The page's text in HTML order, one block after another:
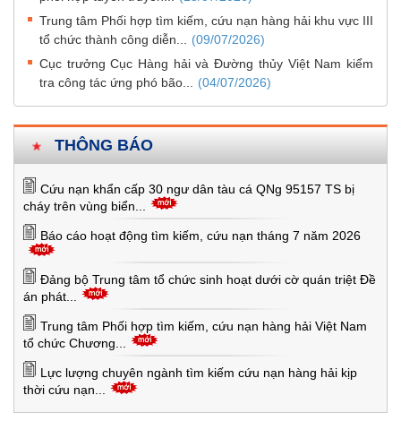
THÔNG BÁO
Cứu nạn khẩn cấp 30 ngư dân tàu cá QNg 95157 TS bị
cháy trên vùng biển...
Báo cáo hoạt động tìm kiếm, cứu nạn tháng 7 năm 2026
Đảng bộ Trung tâm tổ chức sinh hoạt dưới cờ quán triệt Đề
án phát...
Trung tâm Phối hợp tìm kiếm, cứu nạn hàng hải Việt Nam
tổ chức Chương...
Lực lượng chuyên ngành tìm kiếm cứu nạn hàng hải kịp
thời cứu nạn...
Trung tâm Phối hợp tìm kiếm, cứu nạn hàng hải khu vực III
tổ chức thành công diễn...
(09/07/2026)
Cục trưởng Cục Hàng hải và Đường thủy Việt Nam kiểm
tra công tác ứng phó bão...
(04/07/2026)